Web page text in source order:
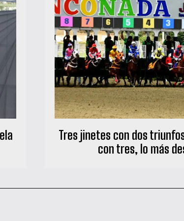
Tres jinetes con dos
con tres, lo más